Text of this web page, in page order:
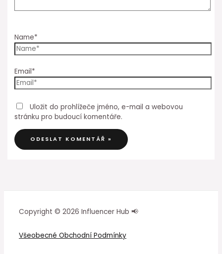
Name*
Email*
Uložit do prohlížeče jméno, e-mail a webovou
stránku pro budoucí komentáře.
Copyright © 2026 Influencer Hub 📢
Všeobecné Obchodní Podmínky